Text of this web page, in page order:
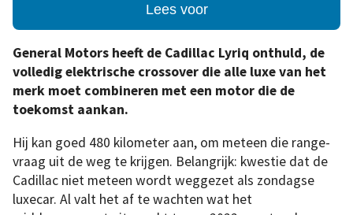
Lees voor
General Motors heeft de Cadillac Lyriq onthuld, de
volledig elektrische crossover die alle luxe van het
merk moet combineren met een motor die de
toekomst aankan.
Hij kan goed 480 kilometer aan, om meteen die range-
vraag uit de weg te krijgen. Belangrijk: kwestie dat de
Cadillac niet meteen wordt weggezet als zondagse
luxecar. Al valt het af te wachten wat het